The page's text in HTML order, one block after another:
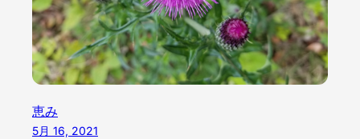
恵み
5月 16, 2021